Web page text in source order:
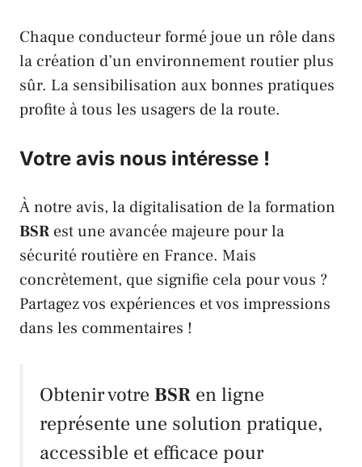
Chaque conducteur formé joue un rôle dans
la création d’un environnement routier plus
sûr. La sensibilisation aux bonnes pratiques
profite à tous les usagers de la route.
Votre avis nous intéresse !
À notre avis, la digitalisation de la formation
BSR est une avancée majeure pour la
sécurité routière en France. Mais
concrètement, que signifie cela pour vous ?
Partagez vos expériences et vos impressions
dans les commentaires !
Obtenir votre BSR en ligne
représente une solution pratique,
accessible et efficace pour